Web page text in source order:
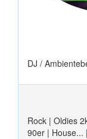
DJ /
Rock | Oldies
90er | House...